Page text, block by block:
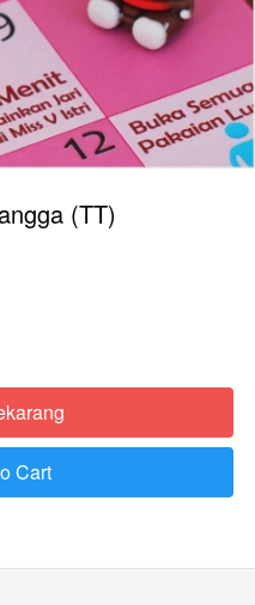
(TT)
Cart